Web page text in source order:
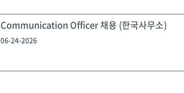
Communication Officer 채용 (한국사무소)
06-24-2026